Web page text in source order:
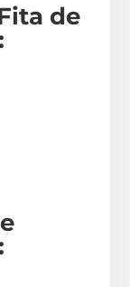
de
:
: